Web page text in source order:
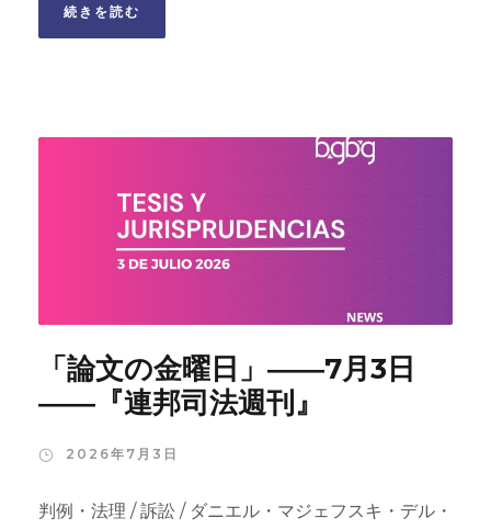
続きを読む
「論文の金曜日」――7月3日
――『連邦司法週刊』
2026年7月3日
判例・法理 / 訴訟 / ダニエル・マジェフスキ・デル・